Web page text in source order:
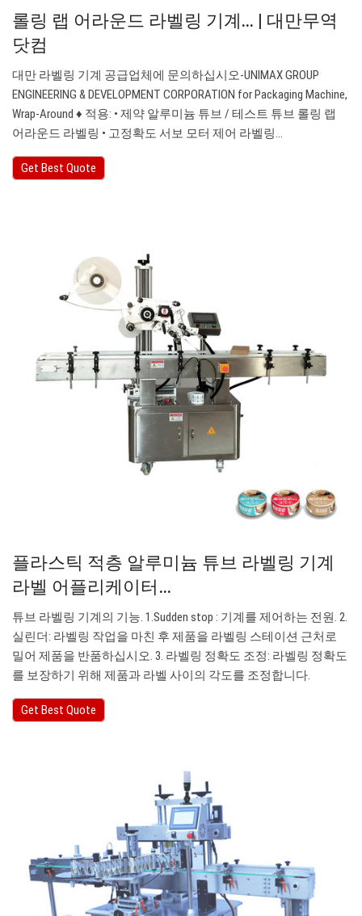
롤링 랩 어라운드 라벨링 기계... | 대만무역
닷컴
대만 라벨링 기계 공급업체에 문의하십시오-UNIMAX GROUP
ENGINEERING & DEVELOPMENT CORPORATION for Packaging Machine,
Wrap-Around ♦ 적용: • 제약 알루미늄 튜브 / 테스트 튜브 롤링 랩
어라운드 라벨링 • 고정확도 서보 모터 제어 라벨링…
Get Best Quote
플라스틱 적층 알루미늄 튜브 라벨링 기계
라벨 어플리케이터…
튜브 라벨링 기계의 기능. 1.Sudden stop : 기계를 제어하는 전원. 2.
실린더: 라벨링 작업을 마친 후 제품을 라벨링 스테이션 근처로
밀어 제품을 반품하십시오. 3. 라벨링 정확도 조정: 라벨링 정확도
를 보장하기 위해 제품과 라벨 사이의 각도를 조정합니다.
Get Best Quote